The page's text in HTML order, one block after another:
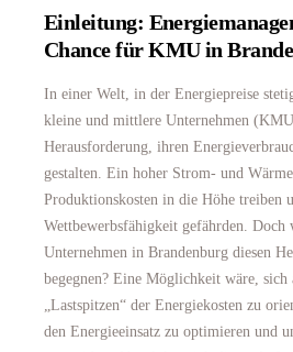
Einleitung:
Chance für KMU in
In einer Welt, in der Energiepreise
kleine und mittlere Unternehmen
Herausforderung, ihren
gestalten. Ein hoher Strom- und
Produktionskosten in die Höhe treiben
Wettbewerbsfähigkeit gefährden. Doch
Unternehmen in Brandenburg diesen
begegnen? Eine Möglichkeit wäre,
„Lastspitzen“ der Energiekosten zu
den Energieeinsatz zu optimieren und